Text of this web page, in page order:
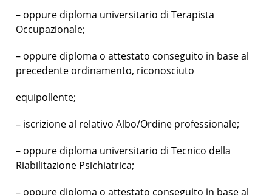
– oppure diploma universitario di Terapista
Occupazionale;
– oppure diploma o attestato conseguito in base al
precedente ordinamento, riconosciuto
equipollente;
– iscrizione al relativo Albo/Ordine professionale;
– oppure diploma universitario di Tecnico della
Riabilitazione Psichiatrica;
– oppure diploma o attestato conseguito in base al